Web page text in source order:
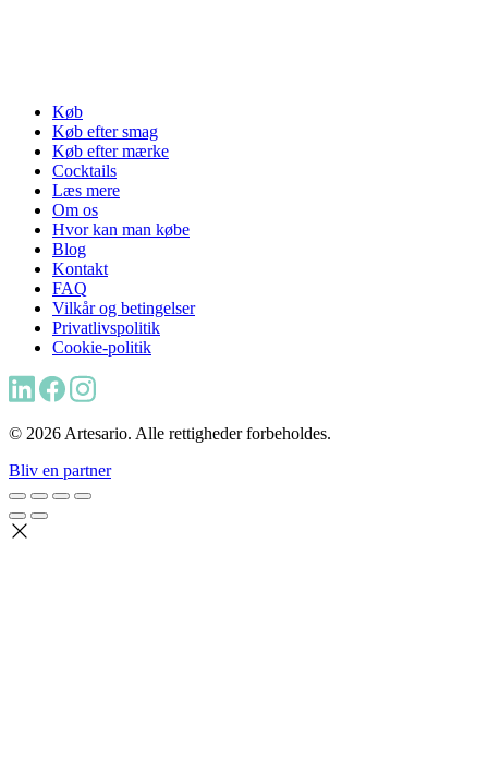
Køb
Køb efter smag
Køb efter mærke
Cocktails
Læs mere
Om os
Hvor kan man købe
Blog
Kontakt
FAQ
Vilkår og betingelser
Privatlivspolitik
Cookie-politik
© 2026 Artesario. Alle rettigheder forbeholdes.
Bliv en partner